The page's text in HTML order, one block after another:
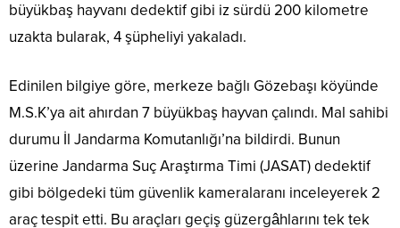
büyükbaş hayvanı dedektif gibi iz sürdü 200 kilometre
uzakta bularak, 4 şüpheliyi yakaladı.
Edinilen bilgiye göre, merkeze bağlı Gözebaşı köyünde
M.S.K’ya ait ahırdan 7 büyükbaş hayvan çalındı. Mal sahibi
durumu İl Jandarma Komutanlığı’na bildirdi. Bunun
üzerine Jandarma Suç Araştırma Timi (JASAT) dedektif
gibi bölgedeki tüm güvenlik kameralaranı inceleyerek 2
araç tespit etti. Bu araçları geçiş güzergâhlarını tek tek